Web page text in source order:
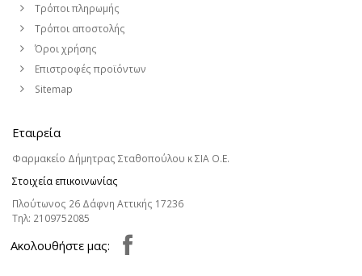
Τρόποι πληρωμής
Τρόποι αποστολής
Όροι χρήσης
Επιστροφές προϊόντων
Sitemap
Εταιρεία
Φαρμακείο Δήμητρας Σταθοπούλου κ ΣΙΑ Ο.Ε.
Στοιχεία επικοινωνίας
Πλούτωνος 26 Δάφνη Αττικής 17236
Τηλ: 2109752085
Aκολουθήστε μας: